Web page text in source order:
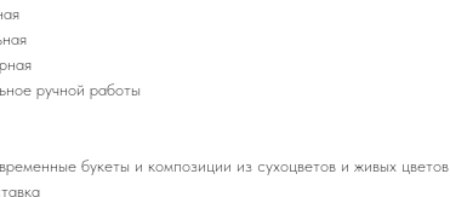
ручной работы
букеты и композиции из сухоцветов и живых цветов